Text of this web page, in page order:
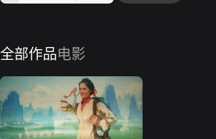
全部作品电影